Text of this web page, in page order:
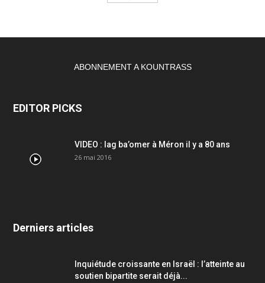
ABONNEMENT A KOUNTRASS
EDITOR PICKS
VIDEO : lag ba’omer à Méron il y a 80 ans
26 mai 2016
Derniers articles
Inquiétude croissante en Israël : l’atteinte au
soutien bipartite serait déjà...